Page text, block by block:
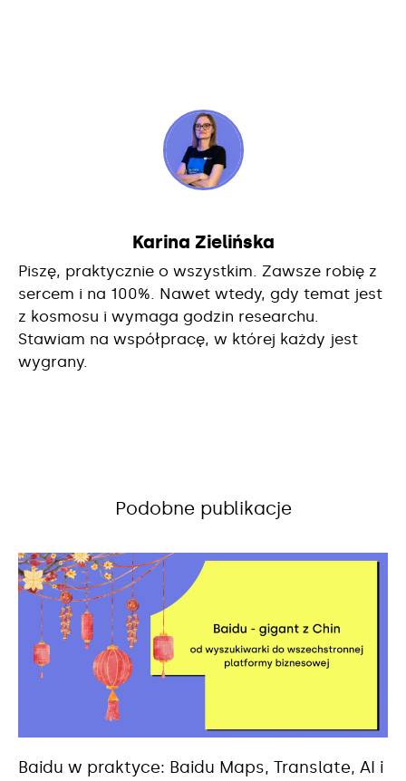
Karina Zielińska
Piszę, praktycznie o wszystkim. Zawsze robię z
sercem i na 100%. Nawet wtedy, gdy temat jest
z kosmosu i wymaga godzin researchu.
Stawiam na współpracę, w której każdy jest
wygrany.
Podobne publikacje
Baidu w praktyce: Baidu Maps, Translate, AI i